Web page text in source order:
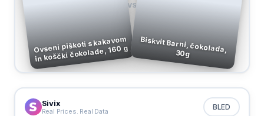
Ovseni piškoti s kakavom
in koščki čokolade, 160 g
VS
Biskvit Barni, čokolada,
30g
Sivix
Real Prices. Real Data BLED